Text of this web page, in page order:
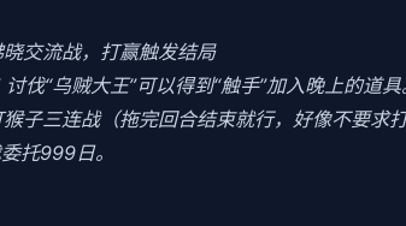
交流战，打赢触发结局
伐“乌贼大王”可以得到“触手”加入晚上的道
子三连战（拖完回合结束就行，好像不要求
托999日。